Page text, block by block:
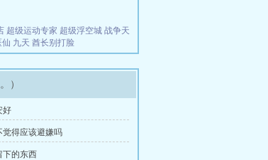
超级运动专家 超级浮空城 战争天
仙 九天 酋长别打脸
）
好
觉得应该避嫌吗
下的东西